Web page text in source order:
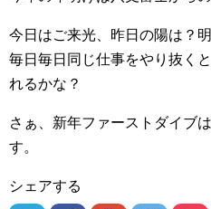
今日はご来光、昨日の陽は？
毎日毎日同じ仕事をやり抜く
れるかな？
さぁ、新年ファーストダイブ
す。
シェアする